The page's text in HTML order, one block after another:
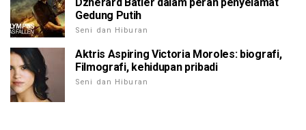
Gedung Putih
Seni dan Hiburan
Aktris Aspiring Victoria Moroles: biografi,
Filmografi, kehidupan pribadi
Seni dan Hiburan